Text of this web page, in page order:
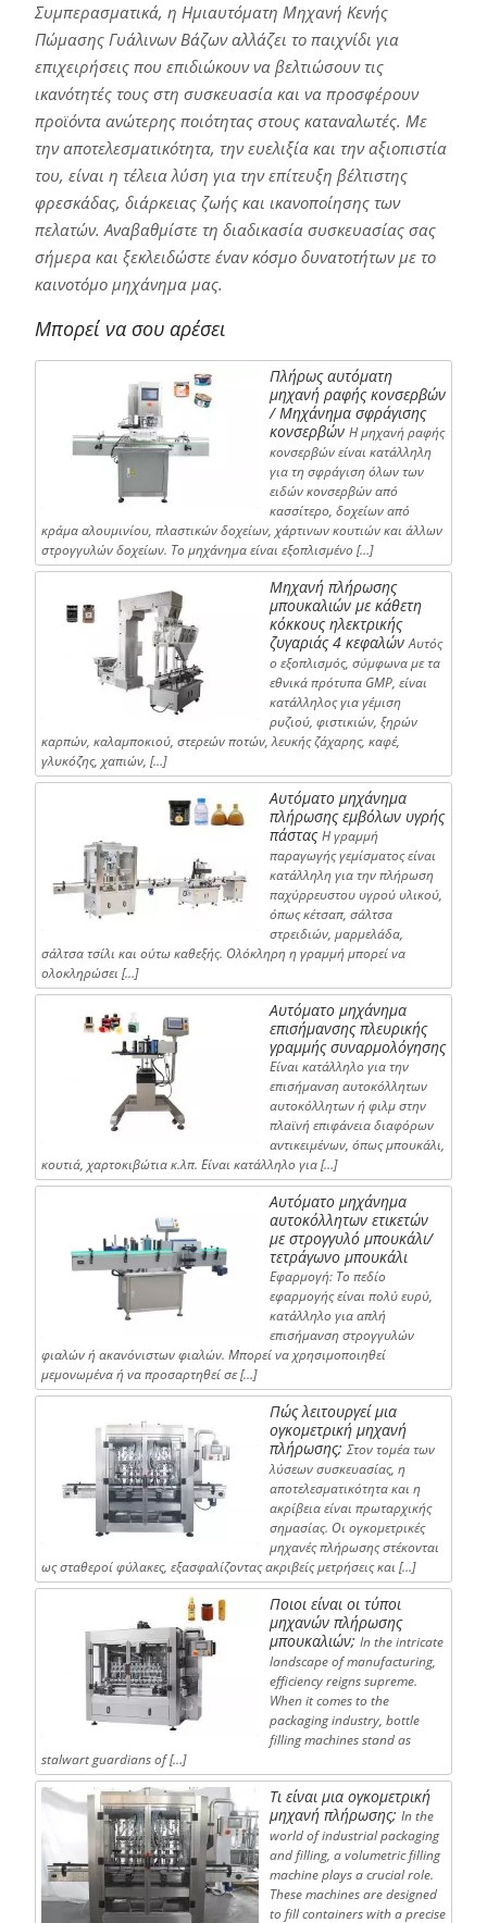
Συμπερασματικά, η Ημιαυτόματη Μηχανή Κενής
Πώμασης Γυάλινων Βάζων αλλάζει το παιχνίδι για
επιχειρήσεις που επιδιώκουν να βελτιώσουν τις
ικανότητές τους στη συσκευασία και να προσφέρουν
προϊόντα ανώτερης ποιότητας στους καταναλωτές. Με
την αποτελεσματικότητα, την ευελιξία και την αξιοπιστία
του, είναι η τέλεια λύση για την επίτευξη βέλτιστης
φρεσκάδας, διάρκειας ζωής και ικανοποίησης των
πελατών. Αναβαθμίστε τη διαδικασία συσκευασίας σας
σήμερα και ξεκλειδώστε έναν κόσμο δυνατοτήτων με το
καινοτόμο μηχάνημα μας.
Μπορεί να σου αρέσει
Πλήρως αυτόματη
μηχανή ραφής κονσερβών
/ Μηχάνημα σφράγισης
κονσερβών Η μηχανή ραφής
κονσερβών είναι κατάλληλη
για τη σφράγιση όλων των
ειδών κονσερβών από
κασσίτερο, δοχείων από
κράμα αλουμινίου, πλαστικών δοχείων, χάρτινων κουτιών και άλλων
στρογγυλών δοχείων. Το μηχάνημα είναι εξοπλισμένο […]
Μηχανή πλήρωσης
μπουκαλιών με κάθετη
κόκκους ηλεκτρικής
ζυγαριάς 4 κεφαλών Αυτός
ο εξοπλισμός, σύμφωνα με τα
εθνικά πρότυπα GMP, είναι
κατάλληλος για γέμιση
ρυζιού, φιστικιών, ξηρών
καρπών, καλαμποκιού, στερεών ποτών, λευκής ζάχαρης, καφέ,
γλυκόζης, χαπιών, […]
Αυτόματο μηχάνημα
πλήρωσης εμβόλων υγρής
πάστας Η γραμμή
παραγωγής γεμίσματος είναι
κατάλληλη για την πλήρωση
παχύρρευστου υγρού υλικού,
όπως κέτσαπ, σάλτσα
στρειδιών, μαρμελάδα,
σάλτσα τσίλι και ούτω καθεξής. Ολόκληρη η γραμμή μπορεί να
ολοκληρώσει […]
Αυτόματο μηχάνημα
επισήμανσης πλευρικής
γραμμής συναρμολόγησης
Είναι κατάλληλο για την
επισήμανση αυτοκόλλητων
αυτοκόλλητων ή φιλμ στην
πλαϊνή επιφάνεια διαφόρων
αντικειμένων, όπως μπουκάλι,
κουτιά, χαρτοκιβώτια κ.λπ. Είναι κατάλληλο για […]
Αυτόματο μηχάνημα
αυτοκόλλητων ετικετών
με στρογγυλό μπουκάλι/
τετράγωνο μπουκάλι
Εφαρμογή: Το πεδίο
εφαρμογής είναι πολύ ευρύ,
κατάλληλο για απλή
επισήμανση στρογγυλών
φιαλών ή ακανόνιστων φιαλών. Μπορεί να χρησιμοποιηθεί
μεμονωμένα ή να προσαρτηθεί σε […]
Πώς λειτουργεί μια
ογκομετρική μηχανή
πλήρωσης; Στον τομέα των
λύσεων συσκευασίας, η
αποτελεσματικότητα και η
ακρίβεια είναι πρωταρχικής
σημασίας. Οι ογκομετρικές
μηχανές πλήρωσης στέκονται
ως σταθεροί φύλακες, εξασφαλίζοντας ακριβείς μετρήσεις και […]
Ποιοι είναι οι τύποι
μηχανών πλήρωσης
μπουκαλιών; In the intricate
landscape of manufacturing,
efficiency reigns supreme.
When it comes to the
packaging industry, bottle
filling machines stand as
stalwart guardians of […]
Τι είναι μια ογκομετρική
μηχανή πλήρωσης; In the
world of industrial packaging
and filling, a volumetric filling
machine plays a crucial role.
These machines are designed
to fill containers with a precise